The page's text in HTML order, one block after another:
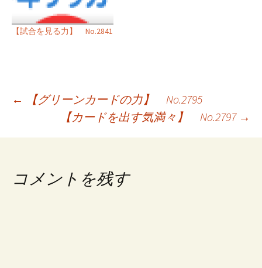
【試合を見る力】 No.2841
投
ビ
←
【グリーンカードの力】 No.2795
【カードを出す気満々】 No.2797 →
コメントを残す